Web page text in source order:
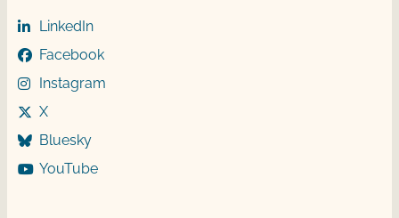
LinkedIn
Facebook
Instagram
X
Bluesky
YouTube